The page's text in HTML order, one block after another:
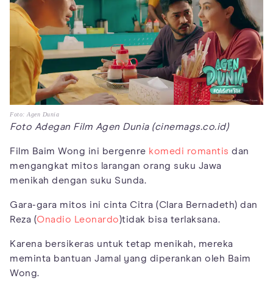
Foto: Agen Dunia
Foto Adegan Film Agen Dunia (cinemags.co.id)
Film Baim Wong ini bergenre komedi romantis dan
mengangkat mitos larangan orang suku Jawa
menikah dengan suku Sunda.
Gara-gara mitos ini cinta Citra (Clara Bernadeth) dan
Reza (Onadio Leonardo)tidak bisa terlaksana.
Karena bersikeras untuk tetap menikah, mereka
meminta bantuan Jamal yang diperankan oleh Baim
Wong.